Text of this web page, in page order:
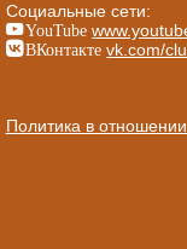
Социальные сети:
YouTube
ВКонтакте vk.com/
Политика в